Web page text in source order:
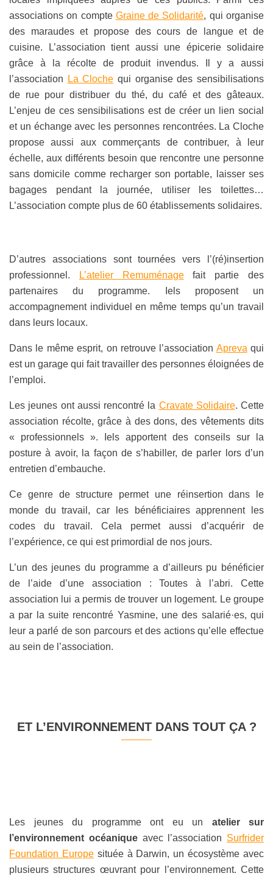
associations on compte Graine de Solidarité, qui organise
des maraudes et propose des cours de langue et de
cuisine. L’association tient aussi une épicerie solidaire
grâce à la récolte de produit invendus. Il y a aussi
l’association La Cloche qui organise des sensibilisations
de rue pour distribuer du thé, du café et des gâteaux.
L’enjeu de ces sensibilisations est de créer un lien social
et un échange avec les personnes rencontrées. La Cloche
propose aussi aux commerçants de contribuer, à leur
échelle, aux différents besoin que rencontre une personne
sans domicile comme recharger son portable, laisser ses
bagages pendant la journée, utiliser les toilettes…
L’association compte plus de 60 établissements solidaires.
D’autres associations sont tournées vers l’(ré)insertion
professionnel.
L’atelier Remuménagefait partie des
partenaires du programme. Iels proposent un
accompagnement individuel en même temps qu’un travail
dans leurs locaux.
Dans le même esprit, on retrouve l’association Aprevaqui
est un garage qui fait travailler des personnes éloignées de
l’emploi.
Les jeunes ont aussi rencontré la Cravate Solidaire. Cette
association récolte, grâce à des dons, des vêtements dits
« professionnels ». Iels apportent des conseils sur la
posture à avoir, la façon de s’habiller, de parler lors d’un
entretien d’embauche.
Ce genre de structure permet une réinsertion dans le
monde du travail, car les bénéficiaires apprennent les
codes du travail. Cela permet aussi d’acquérir de
l’expérience, ce qui est primordial de nos jours.
L’un des jeunes du programme a d’ailleurs pu bénéficier
de l’aide d’une association : Toutes à l’abri. Cette
association lui a permis de trouver un logement. Le groupe
a par la suite rencontré Yasmine, une des salarié·es, qui
leur a parlé de son parcours et des actions qu’elle effectue
au sein de l’association.
ET L’ENVIRONNEMENT DANS TOUT ÇA ?
Les jeunes du programme ont eu un atelier sur
l’environnement océaniqueavec l’association Surfrider
Foundation Europesituée à Darwin, un écosystème avec
plusieurs structures œuvrant pour l’environnement. Cette